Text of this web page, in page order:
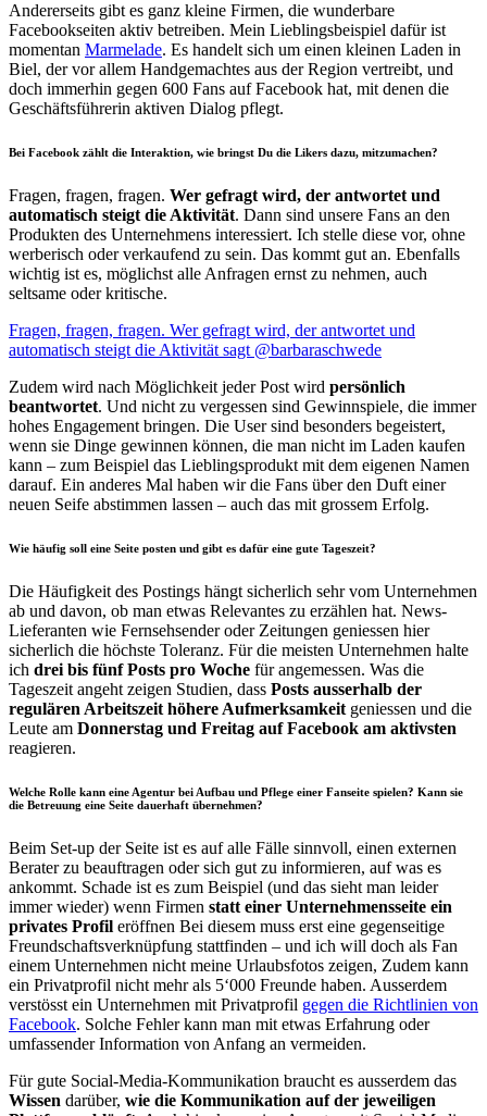
Andererseits gibt es ganz kleine Firmen, die wunderbare
Facebookseiten aktiv betreiben. Mein Lieblingsbeispiel dafür ist
momentan Marmelade. Es handelt sich um einen kleinen Laden in
Biel, der vor allem Handgemachtes aus der Region vertreibt, und
doch immerhin gegen 600 Fans auf Facebook hat, mit denen die
Geschäftsführerin aktiven Dialog pflegt.
Bei Facebook zählt die Interaktion, wie bringst Du die Likers dazu, mitzumachen?
Fragen, fragen, fragen. Wer gefragt wird, der antwortet und
automatisch steigt die Aktivität. Dann sind unsere Fans an den
Produkten des Unternehmens interessiert. Ich stelle diese vor, ohne
werberisch oder verkaufend zu sein. Das kommt gut an. Ebenfalls
wichtig ist es, möglichst alle Anfragen ernst zu nehmen, auch
seltsame oder kritische.
Fragen, fragen, fragen. Wer gefragt wird, der antwortet und
automatisch steigt die Aktivität sagt @barbaraschwede
Zudem wird nach Möglichkeit jeder Post wird persönlich
beantwortet. Und nicht zu vergessen sind Gewinnspiele, die immer
hohes Engagement bringen. Die User sind besonders begeistert,
wenn sie Dinge gewinnen können, die man nicht im Laden kaufen
kann – zum Beispiel das Lieblingsprodukt mit dem eigenen Namen
darauf. Ein anderes Mal haben wir die Fans über den Duft einer
neuen Seife abstimmen lassen – auch das mit grossem Erfolg.
Wie häufig soll eine Seite posten und gibt es dafür eine gute Tageszeit?
Die Häufigkeit des Postings hängt sicherlich sehr vom Unternehmen
ab und davon, ob man etwas Relevantes zu erzählen hat. News-
Lieferanten wie Fernsehsender oder Zeitungen geniessen hier
sicherlich die höchste Toleranz. Für die meisten Unternehmen halte
ich drei bis fünf Posts pro Woche für angemessen. Was die
Tageszeit angeht zeigen Studien, dass Posts ausserhalb der
regulären Arbeitszeit höhere Aufmerksamkeit geniessen und die
Leute am Donnerstag und Freitag auf Facebook am aktivsten
reagieren.
Welche Rolle kann eine Agentur bei Aufbau und Pflege einer Fanseite spielen? Kann sie
die Betreuung eine Seite dauerhaft übernehmen?
Beim Set-up der Seite ist es auf alle Fälle sinnvoll, einen externen
Berater zu beauftragen oder sich gut zu informieren, auf was es
ankommt. Schade ist es zum Beispiel (und das sieht man leider
immer wieder) wenn Firmen statt einer Unternehmensseite ein
privates Profil eröffnen Bei diesem muss erst eine gegenseitige
Freundschaftsverknüpfung stattfinden – und ich will doch als Fan
einem Unternehmen nicht meine Urlaubsfotos zeigen, Zudem kann
ein Privatprofil nicht mehr als 5‘000 Freunde haben. Ausserdem
verstösst ein Unternehmen mit Privatprofil gegen die Richtlinien von
Facebook. Solche Fehler kann man mit etwas Erfahrung oder
umfassender Information von Anfang an vermeiden.
Für gute Social-Media-Kommunikation braucht es ausserdem das
Wissen darüber, wie die Kommunikation auf der jeweiligen